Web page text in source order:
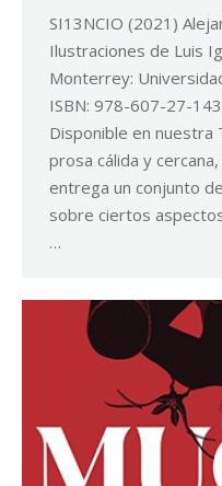
SI13NCIO (2021)
Ilustraciones de Luis
Monterrey:
ISBN: 978-607-27-
Disponible en nuestra
prosa cálida y
entrega un conjunto
sobre ciertos
…